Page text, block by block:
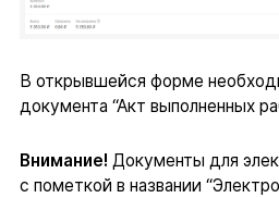
В открывшейся форме
документа “Акт выполненных
Внимание! Документы для
с пометкой в названии